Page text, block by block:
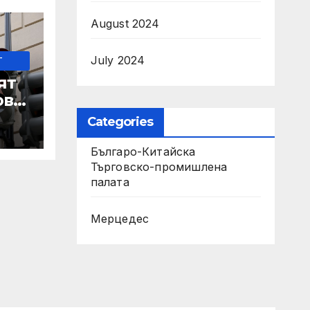
August 2024
July 2024
Categories
Българо-Китайска
Търговско-промишлена
палaта
Мерцедес